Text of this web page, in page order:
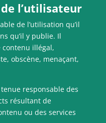
l’utilisateur
de l’utilisation qu’il
qu’il y publie. Il
contenu illégal,
obscène, menaçant,
responsable des
résultant de
ou des services